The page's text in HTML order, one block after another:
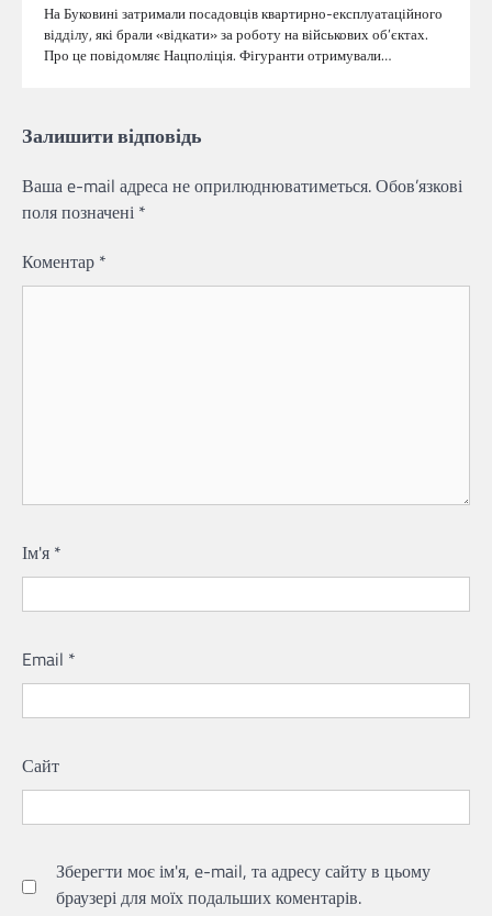
На Буковині затримали посадовців квартирно-експлуатаційного
відділу, які брали «відкати» за роботу на військових об’єктах.
Про це повідомляє Нацполіція. Фігуранти отримували…
Залишити відповідь
Ваша e-mail адреса не оприлюднюватиметься.Обов’язкові
поля позначені *
Коментар *
Ім'я *
Email *
Сайт
Зберегти моє ім'я, e-mail, та адресу сайту в цьому
браузері для моїх подальших коментарів.